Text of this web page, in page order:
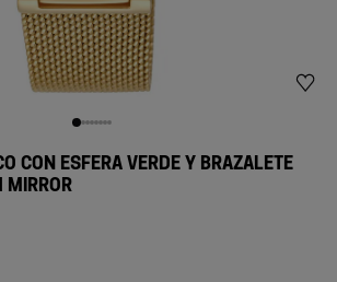
CON ESFERA VERDE Y BRAZALETE
MIRROR